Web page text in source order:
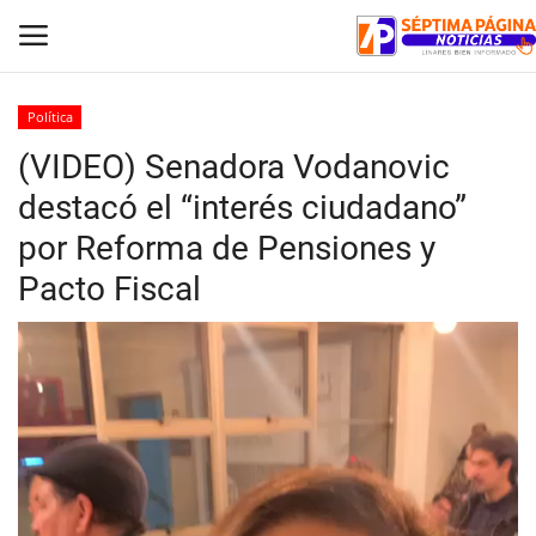
Inicio
Crónica
Policial
Tribunales
Deporte
Política
Espectáculos
Política
(VIDEO) Senadora Vodanovic
destacó el “interés ciudadano”
por Reforma de Pensiones y
Pacto Fiscal